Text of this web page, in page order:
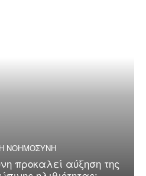
ΝΟΗΜΟΣΥΝΗ
προκαλεί αύξηση της